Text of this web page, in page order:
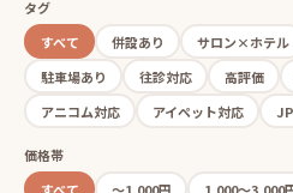
タグ
すべて
併設あり サロン×ホテル
駐車場あり
往診対応 高評価
アニコム対応
アイペット対応
価格帯
すべて
〜1,000円 1,000〜3,000